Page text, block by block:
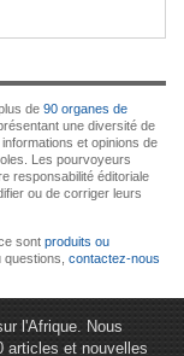
de 90 organes de
une diversité de
et opinions de
Les pourvoyeurs
responsabilité éditoriale
ou de corriger leurs
sont produits ou
questions, contactez-nous
l'Afrique. Nous
articles et nouvelles